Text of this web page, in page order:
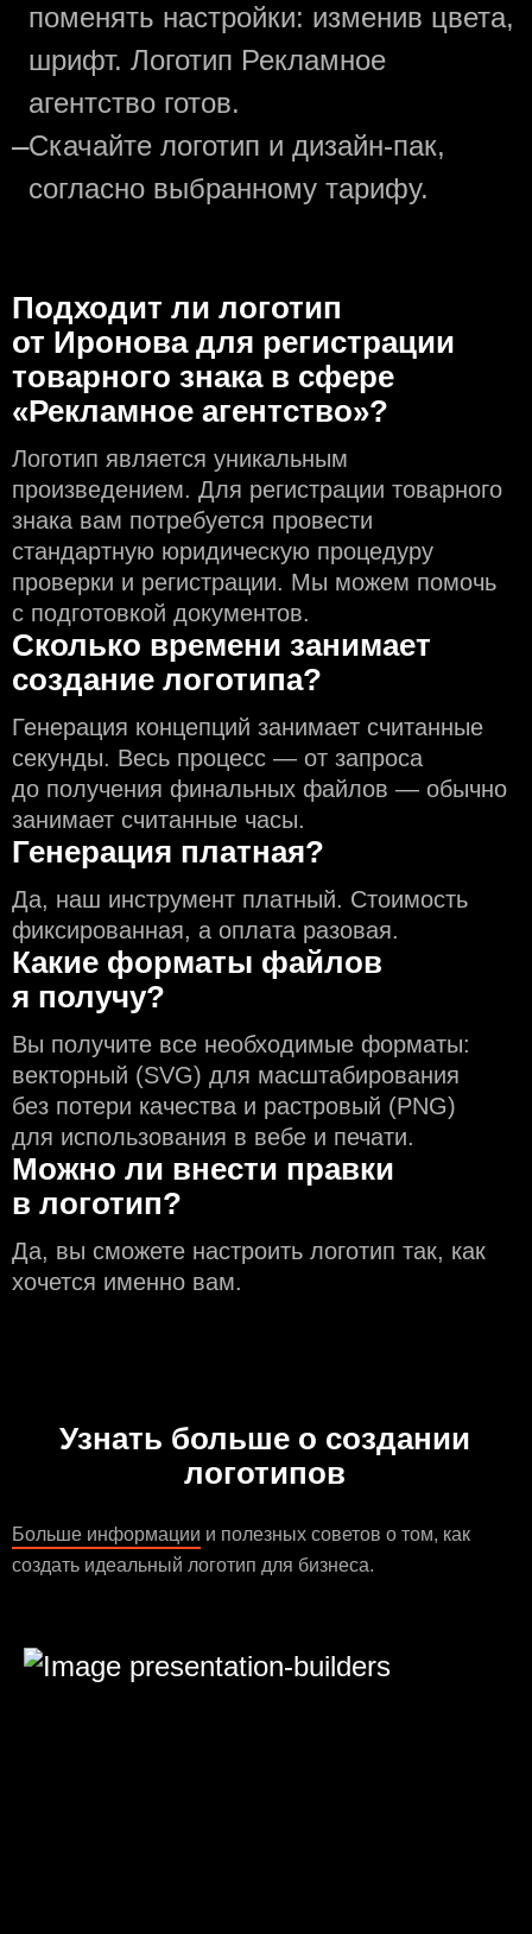
поменять настройки: изменив цвета,
шрифт. Логотип Рекламное
агентство готов.
—Скачайте логотип и дизайн-пак,
согласно выбранному тарифу.
Подходит ли логотип
от Иронова для регистрации
товарного знака в сфере
«Рекламное агентство»?
Логотип является уникальным
произведением. Для регистрации товарного
знака вам потребуется провести
стандартную юридическую процедуру
проверки и регистрации. Мы можем помочь
с подготовкой документов.
Сколько времени занимает
создание логотипа?
Генерация концепций занимает считанные
секунды. Весь процесс — от запроса
до получения финальных файлов — обычно
занимает считанные часы.
Генерация платная?
Да, наш инструмент платный. Стоимость
фиксированная, а оплата разовая.
Какие форматы файлов
я получу?
Вы получите все необходимые форматы:
векторный (SVG) для масштабирования
без потери качества и растровый (PNG)
для использования в вебе и печати.
Можно ли внести правки
в логотип?
Да, вы сможете настроить логотип так, как
хочется именно вам.
Узнать больше о создании
логотипов
Больше информации и полезных советов о том, как
создать идеальный логотип для бизнеса.